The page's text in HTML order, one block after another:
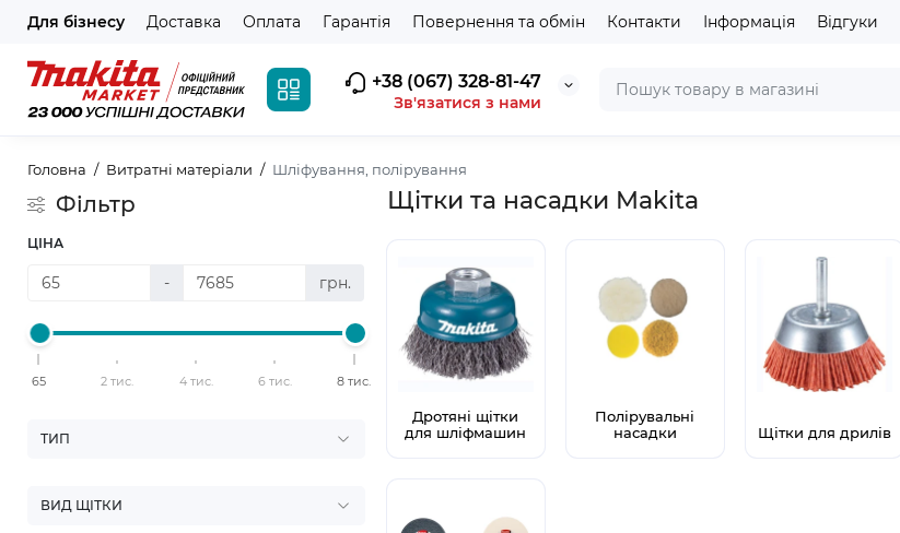
Для бізнесу Доставка Оплата Гарантія Повернення та обмін Контакти Інформація Відгуки
+38 (067) 328-81-47
Зв'язатися з нами
Головна Витратні матеріали Шліфування, полірування
Фільтр
ЦІНА
- грн.
65 2 тис. 4 тис. 6 тис. 8 тис.
ТИП
ВИД ЩІТКИ
Щітки та насадки Makita
Дротяні щітки
для шліфмашин
Полірувальні
насадки
Щітки для дрилів